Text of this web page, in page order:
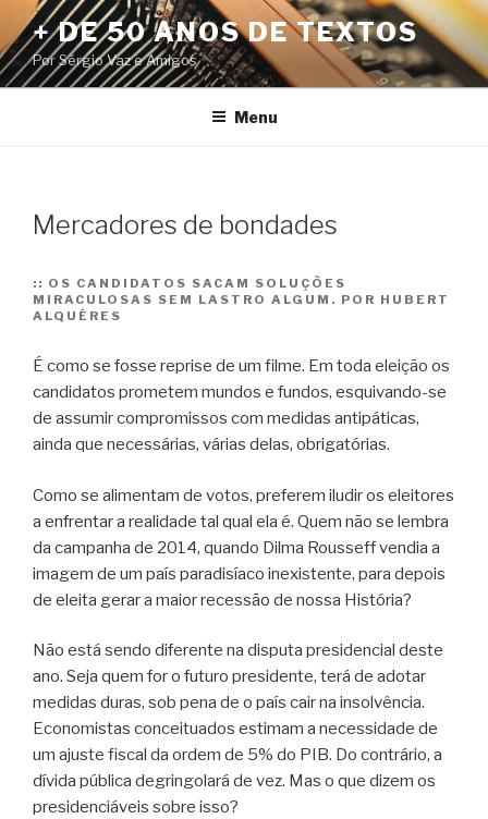
Pular
para
o
conteúdo
+ DE 50 ANOS DE TEXTOS
Por Sérgio Vaz e Amigos
Menu
Mercadores de bondades
:: OS CANDIDATOS SACAM SOLUÇÕES
MIRACULOSAS SEM LASTRO ALGUM. POR HUBERT
ALQUÉRES
É como se fosse reprise de um filme. Em toda eleição os
candidatos prometem mundos e fundos, esquivando-se
de assumir compromissos com medidas antipáticas,
ainda que necessárias, várias delas, obrigatórias.
Como se alimentam de votos, preferem iludir os eleitores
a enfrentar a realidade tal qual ela é. Quem não se lembra
da campanha de 2014, quando Dilma Rousseff vendia a
imagem de um país paradisíaco inexistente, para depois
de eleita gerar a maior recessão de nossa História?
Não está sendo diferente na disputa presidencial deste
ano. Seja quem for o futuro presidente, terá de adotar
medidas duras, sob pena de o país cair na insolvência.
Economistas conceituados estimam a necessidade de
um ajuste fiscal da ordem de 5% do PIB. Do contrário, a
dívida pública degringolará de vez. Mas o que dizem os
presidenciáveis sobre isso?